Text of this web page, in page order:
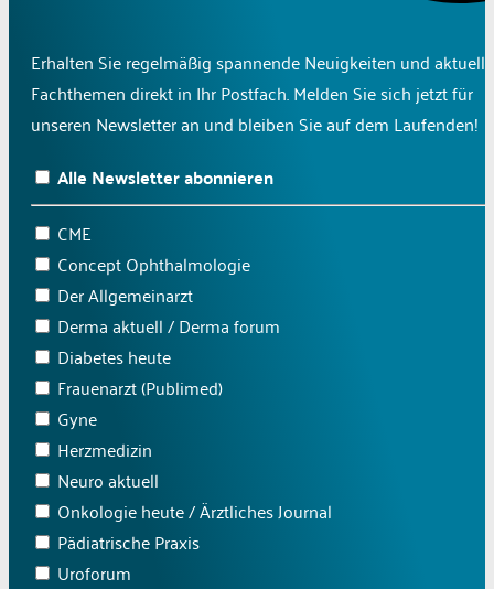
Erhalten Sie regelmäßig spannende Neuigkeiten und aktuelle
Fachthemen direkt in Ihr Postfach. Melden Sie sich jetzt für
unseren Newsletter an und bleiben Sie auf dem Laufenden!
Alle Newsletter abonnieren
CME
Concept Ophthalmologie
Der Allgemeinarzt
Derma aktuell / Derma forum
Diabetes heute
Frauenarzt (Publimed)
Gyne
Herzmedizin
Neuro aktuell
Onkologie heute / Ärztliches Journal
Pädiatrische Praxis
Uroforum